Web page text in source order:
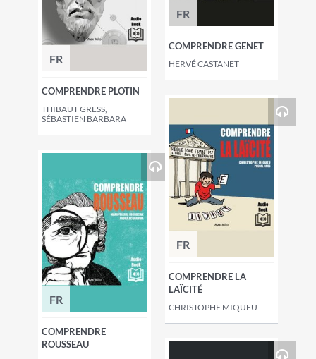
FR
COMPRENDRE PLOTIN
THIBAUT GRESS,
SÉBASTIEN BARBARA
FR
COMPRENDRE GENET
HERVÉ CASTANET
FR
COMPRENDRE
ROUSSEAU
FR
COMPRENDRE LA
LAÏCITÉ
CHRISTOPHE MIQUEU